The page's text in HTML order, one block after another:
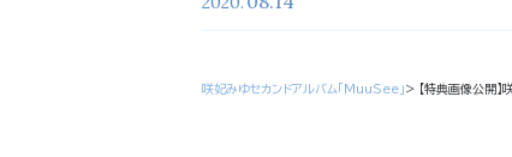
咲妃みゆセカンドアルバム「MuuSee」 > 【特典画像公開】